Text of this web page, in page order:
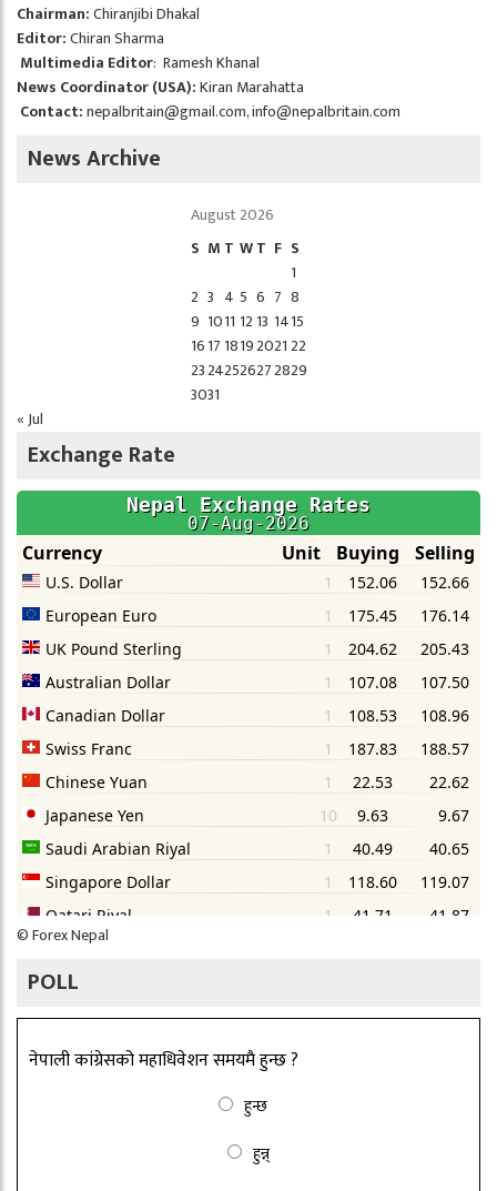
Chairman:Chiranjibi Dhakal
Editor:Chiran Sharma
Multimedia Editor: Ramesh Khanal
News Coordinator (USA):Kiran Marahatta
Contact:nepalbritain@gmail.com,info@nepalbritain.com
News Archive
August 2026
S M T WT F S
1
2 3 4 5 6 7 8
9 1011 12 13 1415
1617 1819202122
23242526272829
3031
« Jul
Exchange Rate
©Forex Nepal
POLL
नेपाली कांग्रेसको महाधिवेशन समयमै हुन्छ ?
हुन्छ
हुन्न्